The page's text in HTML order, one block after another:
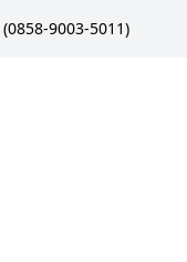
(0858-9003-5011)